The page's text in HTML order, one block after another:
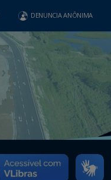
DENUNCIA ANÔNIMA